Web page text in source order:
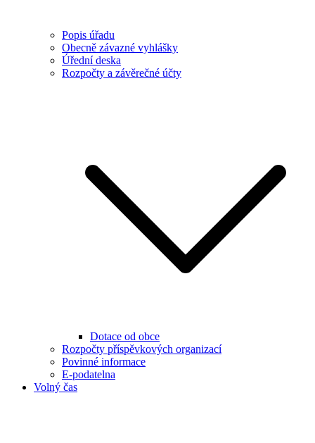
Popis úřadu
Obecně závazné vyhlášky
Úřední deska
Rozpočty a závěrečné účty
Dotace od obce
Rozpočty příspěvkových organizací
Povinné informace
E-podatelna
Volný čas